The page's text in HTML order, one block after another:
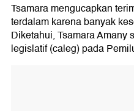
Tsamara mengucapkan
terdalam karena banyak
Diketahui, Tsamara Amany
legislatif (caleg) pada